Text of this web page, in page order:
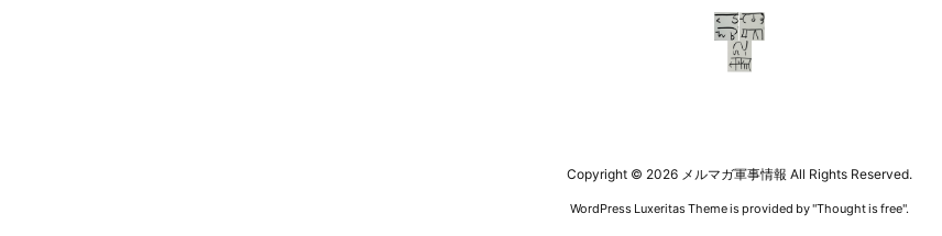
Copyright © 2026 メルマガ軍事情報 All Rights Reserved.
WordPress Luxeritas Theme is provided by "Thought is free".